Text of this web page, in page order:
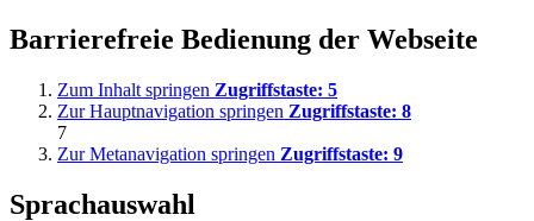
Barrierefreie Bedienung der Webseite
Zum Inhalt springen Zugriffstaste: 5
Zur Hauptnavigation springen Zugriffstaste: 8
7
Zur Metanavigation springen Zugriffstaste: 9
Sprachauswahl